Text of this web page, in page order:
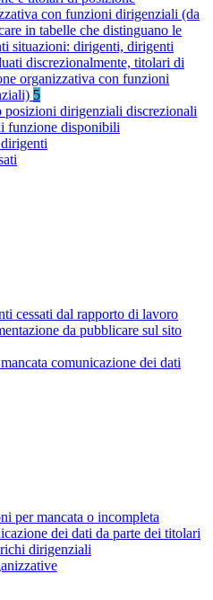
con funzioni dirigenziali (da
in tabelle che distinguano le
situazioni: dirigenti, dirigenti
discrezionalmente, titolari di
organizzativa con funzioni
5
posizioni dirigenziali discrezionali
funzione disponibili
cessati dal rapporto di lavoro
da pubblicare sul sito
comunicazione dei dati
per mancata o incompleta
dei dati da parte dei titolari
dirigenziali